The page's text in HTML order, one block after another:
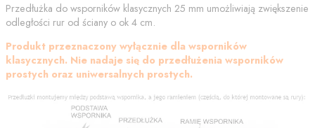
Przedłużka do wsporników klasycznych 25 mm umożliwiają zwiększenie
odległości rur od ściany o ok 4 cm.
Produkt przeznaczony wyłącznie dla wsporników
klasycznych. Nie nadaje się do przedłużenia wsporników
prostych oraz uniwersalnych prostych.